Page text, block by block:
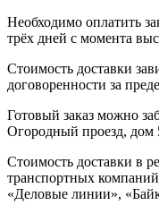
Необходимо оплатить
трёх дней с момента
Стоимость доставки
договоренности за
Готовый заказ можно
Огородный проезд, дом
Стоимость доставки в
транспортных
«Деловые линии»,